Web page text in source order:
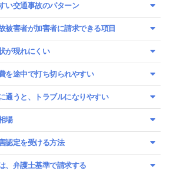
い交通事故のパターン
被害者が加害者に請求できる項目
が現れにくい
を途中で打ち切られやすい
通うと、トラブルになりやすい
場
認定を受ける方法
、弁護士基準で請求する